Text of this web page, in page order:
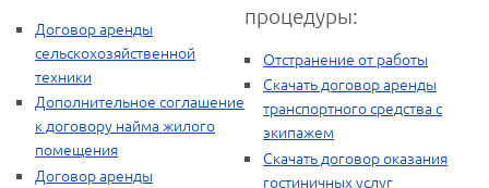
Договор аренды
сельскохозяйственной
техники
Дополнительное соглашение
к договору найма жилого
помещения
Договор аренды
процедуры:
Отстранение от работы
Скачать договор аренды
транспортного средства с
экипажем
Скачать договор оказания
гостиничных услуг